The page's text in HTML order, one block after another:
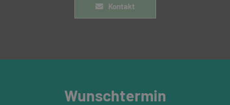
Kontakt
Wunschtermin